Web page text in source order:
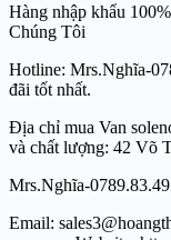
Hàng nhập khẩu
Chúng Tôi
Hotline: Mrs.Nghĩa-
đãi tốt nhất.
Địa chỉ mua Van
và chất lượng: 42 Võ
Mrs.Nghĩa-
Email: